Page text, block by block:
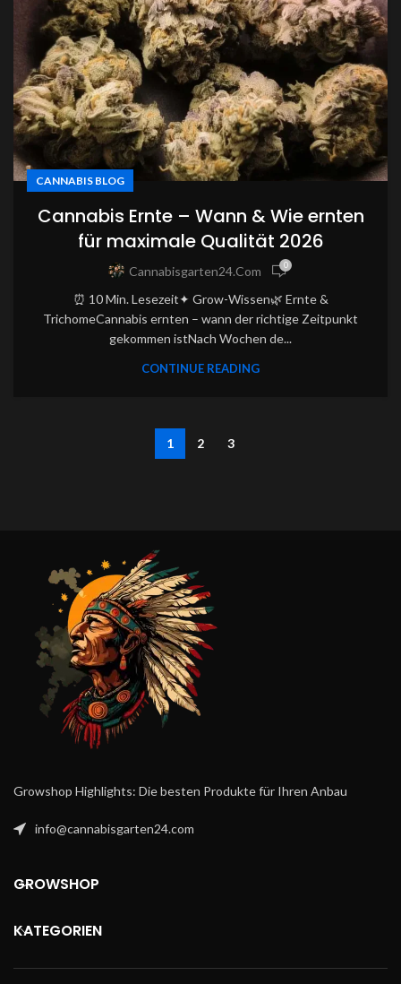
CANNABIS BLOG
Cannabis Ernte – Wann & Wie ernten
für maximale Qualität 2026
Cannabisgarten24.com 0
⏰ 10 Min. Lesezeit✦ Grow-Wissen🌿 Ernte &
TrichomeCannabis ernten – wann der richtige Zeitpunkt
gekommen istNach Wochen de...
CONTINUE READING
1 2 3
Growshop Highlights: Die besten Produkte für Ihren Anbau
info@cannabisgarten24.com
GROWSHOP
KATEGORIEN